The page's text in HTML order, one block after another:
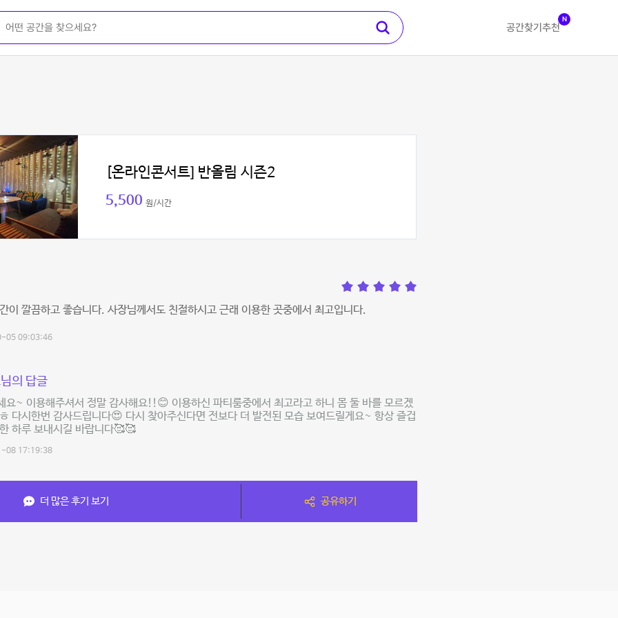
공간찾기 추천
N
[온라인콘서트] 반올림 시즌2
5,500 원/시간
이 깔끔하고 좋습니다. 사장님께서도 친절하시고 근래 이용한 곳중에서 최고입니다.
05 09:03:46
의 답글
요~ 이용해주셔서 정말 감사해요!!😊 이용하신 파티룸중에서 최고라고 하니 몸 둘 바를 모르겠
다시한번 감사드립니다😍 다시 찾아주신다면 전보다 더 발전된 모습 보여드릴게요~ 항상 즐겁
하루 보내시길 바랍니다🥰🥰
08 17:19:38
더 많은 후기 보기 공유하기